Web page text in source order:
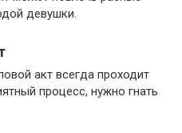
девушки.
акт всегда проходит
процесс, нужно гнать